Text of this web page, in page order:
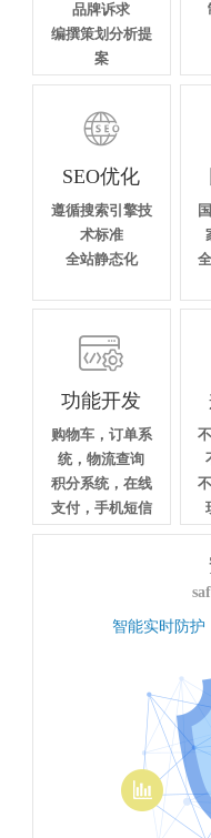
品牌诉求
编撰策划分析提
案

SEO优化
遵循搜索引擎技
术标准
全站静态化

功能开发
购物车，订单系
统，物流查询
积分系统，在线
支付，手机短信
智能实时防护